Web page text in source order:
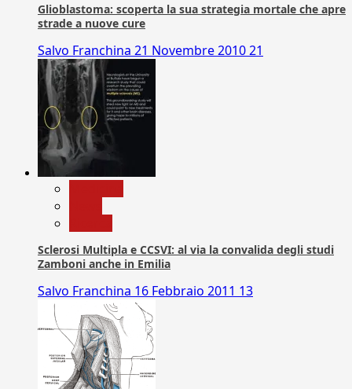
Glioblastoma: scoperta la sua strategia mortale che apre
strade a nuove cure
Salvo Franchina 21 Novembre 201021
Sclerosi Multipla e CCSVI: al via la convalida degli studi
Zamboni anche in Emilia
Salvo Franchina 16 Febbraio 2011 13